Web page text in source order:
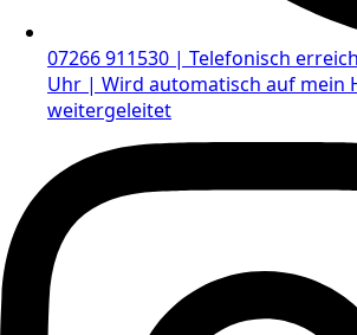
07266 911530 | Telefonisch
Uhr | Wird automatisch auf mein
weitergeleitet